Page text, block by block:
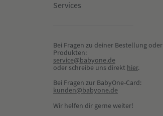
Services
Bei Fragen zu deiner Bestellung oder
Produkten:
service@babyone.de
oder schreibe uns direkt hier.
Bei Fragen zur BabyOne-Card:
kunden@babyone.de
Wir helfen dir gerne weiter!